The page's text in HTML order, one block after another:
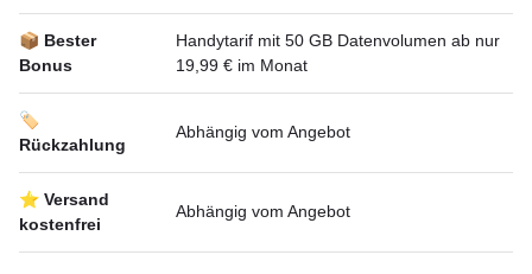
📦 Bester
Bonus
Handytarif mit 50 GB Datenvolumen ab nur
19,99 € im Monat
🏷️
Rückzahlung
Abhängig vom Angebot
⭐ Versand
kostenfrei
Abhängig vom Angebot